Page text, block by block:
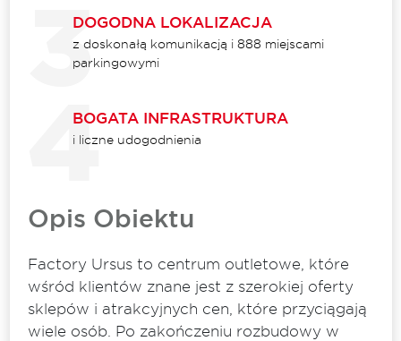
DOGODNA LOKALIZACJA
z doskonałą komunikacją i 888 miejscami
parkingowymi
BOGATA INFRASTRUKTURA
i liczne udogodnienia
Opis Obiektu
Factory Ursus to centrum outletowe, które
wśród klientów znane jest z szerokiej oferty
sklepów i atrakcyjnych cen, które przyciągają
wiele osób. Po zakończeniu rozbudowy w